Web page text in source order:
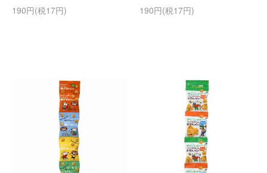
190円(税17円)
190円(税17円)